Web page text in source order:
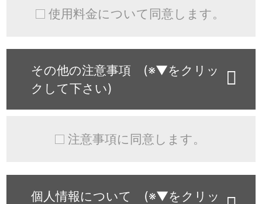
使用料金について同意します。
その他の注意事項 (※▼をクリッ
クして下さい)
注意事項に同意します。
個人情報について (※▼をクリッ